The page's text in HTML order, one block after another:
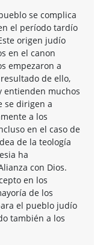
se complica
el período tardío
origen judío
en el canon
empezaron a
de ello,
entienden muchos
se dirigen a
a los
en el caso de
de la teología
ha
con Dios.
en los
de los
el pueblo judío
también a los